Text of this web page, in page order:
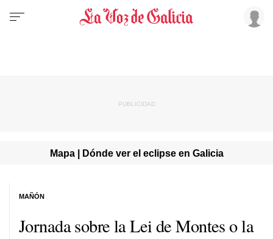
Mapa | Dónde ver el eclipse en Galicia
Jornada sobre la Lei de Montes o la
MAÑÓN